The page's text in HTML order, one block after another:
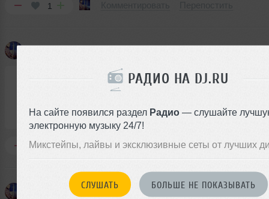
РАДИО НА DJ.RU
На сайте появился раздел Радио — слушайте
электронную музыку 24/7!
Микстейпы, лайвы и эксклюзивные сеты от лучших
СЛУШАТЬ БОЛЬШЕ НЕ ПОКАЗЫВАТЬ
1
Dj Saffron - PartyBreak Time Mix
В плейлист (в 3 плейлистах) 10
0 Комментировать Перепостить
Dj Saffron добавил новый лайв